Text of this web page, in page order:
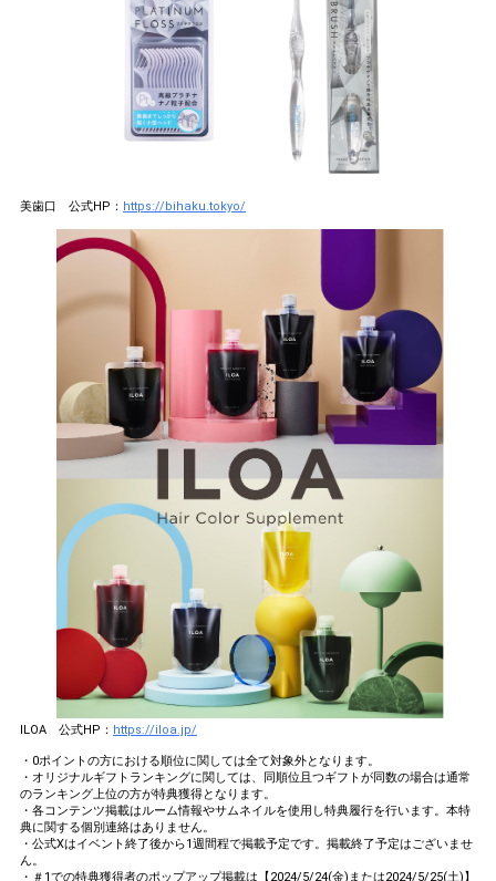
美歯口 公式HP： https://bihaku.tokyo/
ILOA 公式HP： https://iloa.jp/
・0ポイントの方における順位に関しては全て対象外となります。
・オリジナルギフトランキングに関しては、同順位且つギフトが同数の場合は通常
のランキング上位の方が特典獲得となります。
・各コンテンツ掲載はルーム情報やサムネイルを使用し特典履行を行います。本特
典に関する個別連絡はありません。
・公式Xはイベント終了後から1週間程で掲載予定です。掲載終了予定はございませ
ん。
・＃1での特典獲得者のポップアップ掲載は【2024/5/24(金)または2024/5/25(土)】